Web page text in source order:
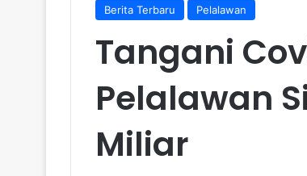
Berita Terbaru Pelalawan
Tangani
Pelalawan
Miliar